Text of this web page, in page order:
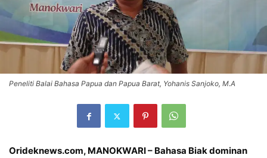
Peneliti Balai Bahasa Papua dan Papua Barat, Yohanis Sanjoko, M.A
Orideknews.com, MANOKWARI – Bahasa Biak dominan